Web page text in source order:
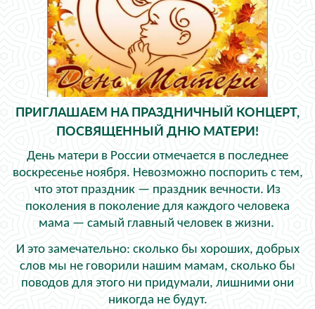
ПРИГЛАШАЕМ НА ПРАЗДНИЧНЫЙ КОНЦЕРТ,
ПОСВЯЩЕННЫЙ ДНЮ МАТЕРИ!
День матери в России отмечается в последнее
воскресенье ноября. Невозможно поспорить с тем,
что этот праздник — праздник вечности. Из
поколения в поколение для каждого человека
мама — самый главный человек в жизни.
И это замечательно: сколько бы хороших, добрых
слов мы не говорили нашим мамам, сколько бы
поводов для этого ни придумали, лишними они
никогда не будут.